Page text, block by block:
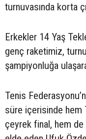
turnuvasında korta
Erkekler 14 Yaş
genç raketimiz,
şampiyonluğa
Tenis
süre içerisinde hem
çeyrek final, hem